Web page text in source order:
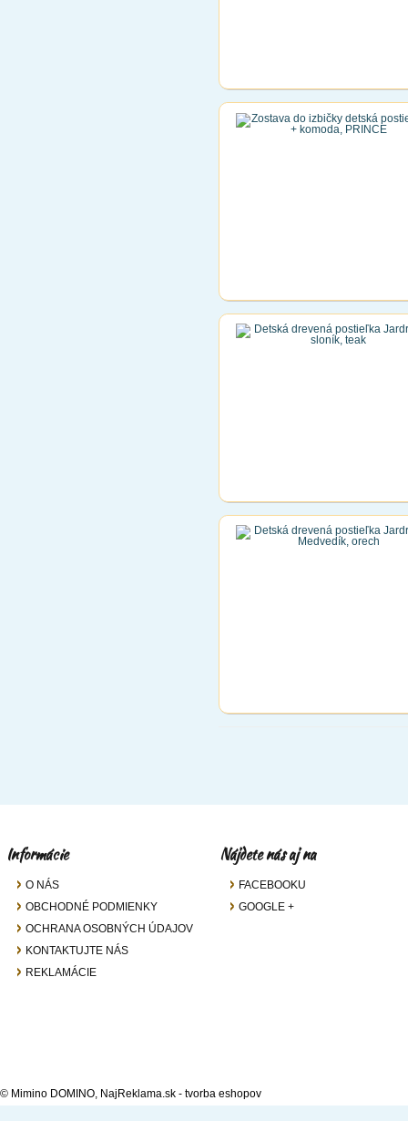
Informácie
O NÁS
OBCHODNÉ PODMIENKY
OCHRANA OSOBNÝCH ÚDAJOV
KONTAKTUJTE NÁS
REKLAMÁCIE
Nájdete nás aj na
FACEBOOKU
GOOGLE +
© Mimino DOMINO, NajReklama.sk - tvorba eshopov